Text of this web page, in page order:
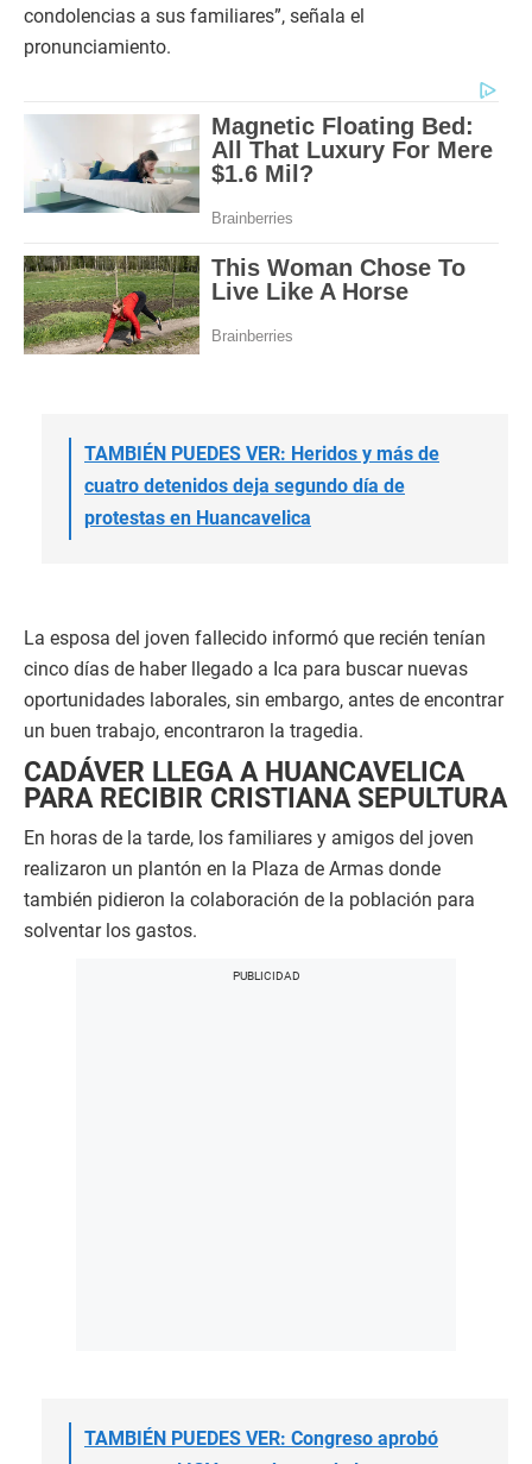
condolencias a sus familiares”, señala el
pronunciamiento.
TAMBIÉN PUEDES VER: Heridos y más de
cuatro detenidos deja segundo día de
protestas en Huancavelica
La esposa del joven fallecido informó que recién tenían
cinco días de haber llegado a Ica para buscar nuevas
oportunidades laborales, sin embargo, antes de encontrar
un buen trabajo, encontraron la tragedia.
CADÁVER LLEGA A HUANCAVELICA
PARA RECIBIR CRISTIANA SEPULTURA
En horas de la tarde, los familiares y amigos del joven
realizaron un plantón en la Plaza de Armas donde
también pidieron la colaboración de la población para
solventar los gastos.
TAMBIÉN PUEDES VER: Congreso aprobó